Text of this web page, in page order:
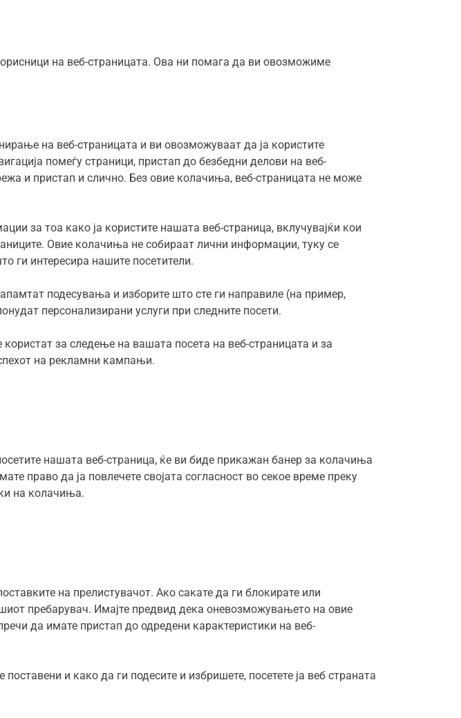
на веб-страницата. Ова ни помага да ви овозможиме
на веб-страницата и ви овозможуваат да ја користите
помеѓу страници, пристап до безбедни делови на веб-
и пристап и слично. Без овие колачиња, веб-страницата не може
за тоа како ја користите нашата веб-страница, вклучувајќи кои
Овие колачиња не собираат лични информации, туку се
ги интересира нашите посетители.
подесувања и изборите што сте ги направиле (на пример,
персонализирани услуги при следните посети.
за следење на вашата посета на веб-страницата и за
на рекламни кампањи.
нашата веб-страница, ќе ви биде прикажан банер за колачиња
право да ја повлечете својата согласност во секое време преку
на колачиња.
на прелистувачот. Ако сакате да ги блокирате или
пребарувач. Имајте предвид дека оневозможувањето на овие
да имате пристап до одредени карактеристики на веб-
и како да ги подесите и избришете, посетете ја веб страната